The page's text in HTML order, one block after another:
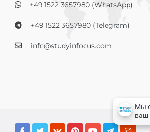
+49 1522 3657980 (WhatsApp)
+49 1522 3657980 (Telegram)
info@studyinfocus.com